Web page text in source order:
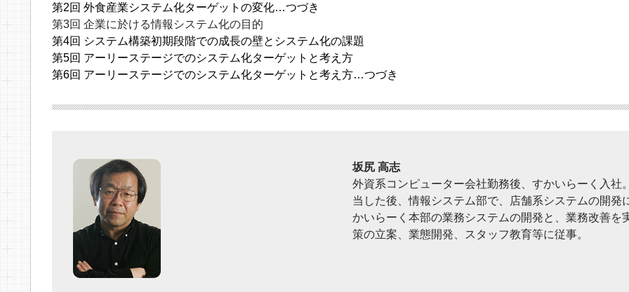
第2回 外食産業システム化ターゲットの変化…つづき
第3回 企業に於ける情報システム化の目的
第4回 システム構築初期段階での成長の壁とシステム化の課題
第5回 アーリーステージでのシステム化ターゲットと考え方
第6回 アーリーステージでのシステム化ターゲットと考え方…つづき
坂尻 高志
外資系コンピューター会社勤務後、すかいらーく入
当した後、情報システム部で、店舗系システムの開
かいらーく本部の業務システムの開発と、業務改善
策の立案、業態開発、スタッフ教育等に従事。